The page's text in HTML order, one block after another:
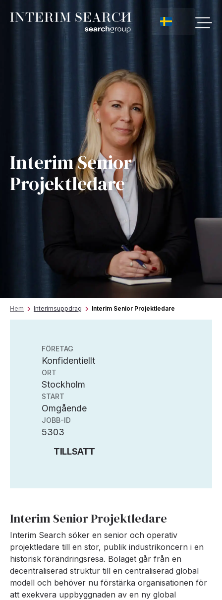
Interim Senior
Projektledare
Hem Interimsuppdrag Interim Senior Projektledare
FÖRETAG
Konfidentiellt
ORT
Stockholm
START
Omgående
JOBB-ID
5303
TILLSATT
Interim Senior Projektledare
Interim Search söker en senior och operativ
projektledare till en stor, publik industrikoncern i en
historisk förändringsresa. Bolaget går från en
decentraliserad struktur till en centraliserad global
modell och behöver nu förstärka organisationen för
att exekvera uppbyggnaden av en ny global